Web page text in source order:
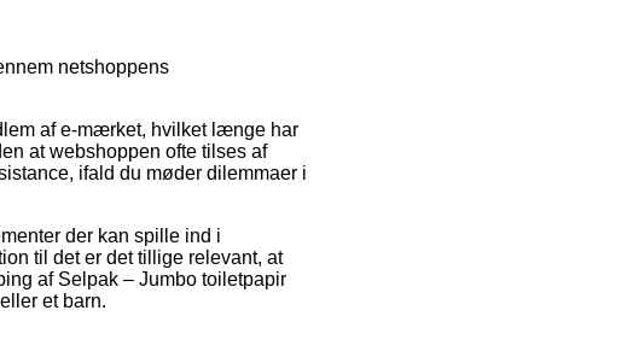
netshoppens
af e-mærket, hvilket længe har
at webshoppen ofte tilses af
ifald du møder dilemmaer i
der kan spille ind i
til det er det tillige relevant, at
af Selpak – Jumbo toiletpapir
et barn.